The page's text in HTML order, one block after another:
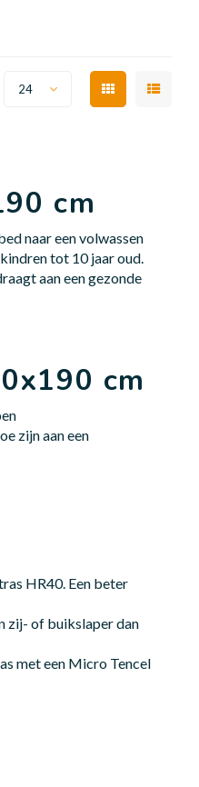
24
cm
naar een volwassen
tot 10 jaar oud.
aan een gezonde
cm
zijn aan een
HR40. Een beter
zij- of buikslaper dan
met een Micro Tencel